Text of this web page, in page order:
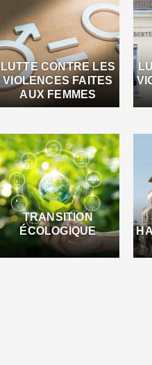
LUTTE CONTRE LES
VIOLENCES FAITES
AUX FEMMES
TRANSITION
ÉCOLOGIQUE